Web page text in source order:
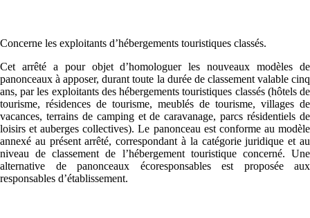
Concerne les exploitants d’hébergements touristiques classés.
Cet arrêté a pour objet d’homologuer les nouveaux modèles de
panonceaux à apposer, durant toute la durée de classement valable cinq
ans, par les exploitants des hébergements touristiques classés (hôtels de
tourisme, résidences de tourisme, meublés de tourisme, villages de
vacances, terrains de camping et de caravanage, parcs résidentiels de
loisirs et auberges collectives). Le panonceau est conforme au modèle
annexé au présent arrêté, correspondant à la catégorie juridique et au
niveau de classement de l’hébergement touristique concerné. Une
alternative de panonceaux écoresponsables est proposée aux
responsables d’établissement.